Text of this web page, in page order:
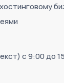
с 9:00 до